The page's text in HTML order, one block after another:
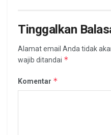
Tinggalkan
Alamat email Anda tidak
wajib ditandai *
Komentar *